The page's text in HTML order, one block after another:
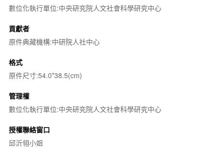
數位化執行單位:中央研究院人文社會科學研究中心
貢獻者
原件典藏機構:中研院人社中心
格式
原件尺寸:54.0*38.5(cm)
管理權
數位化執行單位:中央研究院人文社會科學研究中心
授權聯絡窗口
邱沂翎小姐